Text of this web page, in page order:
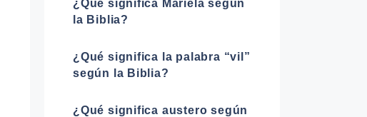
¿Qué significa Mariela según
la Biblia?
¿Qué significa la palabra “vil”
según la Biblia?
¿Qué significa austero según